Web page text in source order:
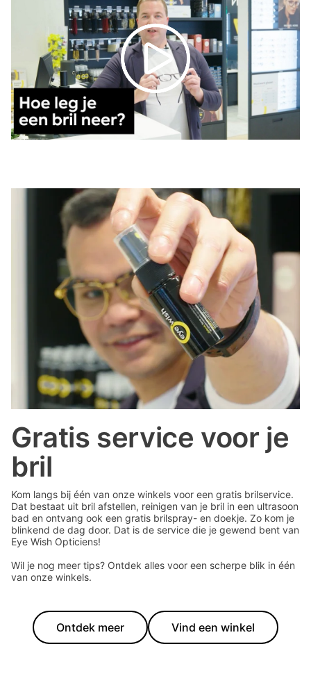
Gratis service voor je
bril
Kom langs bij één van onze winkels voor een gratis brilservice.
Dat bestaat uit bril afstellen, reinigen van je bril in een ultrasoon
bad en ontvang ook een gratis brilspray- en doekje. Zo kom je
blinkend de dag door. Dat is de service die je gewend bent van
Eye Wish Opticiens!
Wil je nog meer tips? Ontdek alles voor een scherpe blik in één
van onze winkels.
Ontdek meer Vind een winkel